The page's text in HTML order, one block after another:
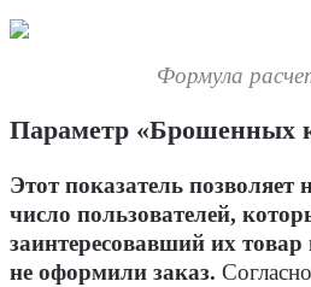
Формула
Параметр «Брошенных
Этот показатель позволяет
число пользователей,
заинтересовавший их
не оформили заказ.